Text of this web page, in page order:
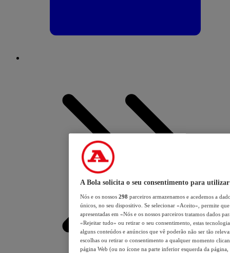
A Bola solicita o seu consentimento para utilizar
Nós e os nossos 298 parceiros armazenamos e acedemos a
únicos, no seu dispositivo. Se selecionar «Aceito», permite
apresentadas em «Nós e os nossos parceiros tratamos dados
«Rejeitar tudo» ou retirar o seu consentimento, estas
alguns conteúdos e anúncios que vê poderão não ser tão
escolhas ou retirar o consentimento a qualquer momento
página Web (ou no ícone na parte inferior esquerda da página,